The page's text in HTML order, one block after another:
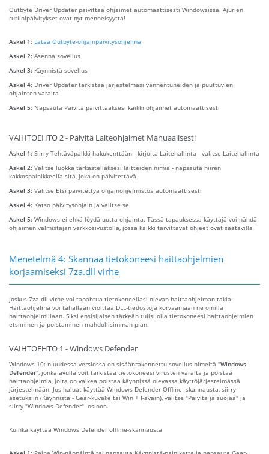
Outbyte Driver Updater päivittää ohjaimet automaattisesti Windowsissa. Ajurien
rutiinipäivitykset ovat nyt menneisyyttä!
Askel 1: Lataa Outbyte-ohjainpäivitysohjelma
Askel 2: Asenna sovellus
Askel 3: Käynnistä sovellus
Askel 4: Driver Updater tarkistaa järjestelmäsi vanhentuneiden ja puuttuvien
ohjainten varalta
Askel 5: Napsauta Päivitä päivittääksesi kaikki ohjaimet automaattisesti
VAIHTOEHTO 2 - Päivitä Laiteohjaimet Manuaalisesti
Askel 1: Siirry Tehtäväpalkki-hakukenttään - kirjoita Laitehallinta - valitse Laitehallinta
Askel 2: Valitse luokka tarkastellaksesi laitteiden nimiä - napsauta hiiren
kakkospainikkeella sitä, joka on päivitettävä
Askel 3: Valitse Etsi päivitettyä ohjainohjelmistoa automaattisesti
Askel 4: Katso päivitysohjain ja valitse se
Askel 5: Windows ei ehkä löydä uutta ohjainta. Tässä tapauksessa käyttäjä voi nähdä
ohjaimen valmistajan verkkosivustolla, jossa kaikki tarvittavat ohjeet ovat saatavilla
Menetelmä 4: Skannaa tietokoneesi haittaohjelmien
korjaamiseksi 7za.dll virhe
Joskus 7za.dll virhe voi tapahtua tietokoneellasi olevan haittaohjelman takia.
Haittaohjelma voi tahallaan vioittaa DLL-tiedostoja korvaamaan ne omilla
haittaohjelmillaan. Siksi ensisijaisen tärkeän tulisi olla tietokoneesi haittaohjelmien
etsiminen ja poistaminen mahdollisimman pian.
VAIHTOEHTO 1 - Windows Defender
Windows 10: n uudessa versiossa on sisäänrakennettu sovellus nimeltä "Windows
Defender" , jonka avulla voit tarkistaa tietokoneesi virusten varalta ja poistaa
haittaohjelmia, joita on vaikea poistaa käynnissä olevassa käyttöjärjestelmässä
järjestelmään. Jos haluat käyttää Windows Defender Offline -skannausta, siirry
asetuksiin (Käynnistä - Gear-kuvake tai Win + I-avain), valitse "Päivitä ja suojaa" ja
siirry "Windows Defender" -osioon.
Kuinka käyttää Windows Defender offline-skannausta